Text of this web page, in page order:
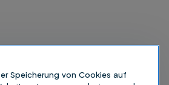
Speicherung von Cookies auf